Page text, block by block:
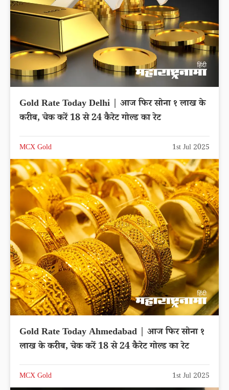
Gold Rate Today Delhi | आज फिर सोना १ लाख के
करीब, चेक करें 18 से 24 कैरेट गोल्ड का रेट
MCX Gold 1st Jul 2025
Gold Rate Today Ahmedabad | आज फिर सोना १
लाख के करीब, चेक करें 18 से 24 कैरेट गोल्ड का रेट
MCX Gold 1st Jul 2025